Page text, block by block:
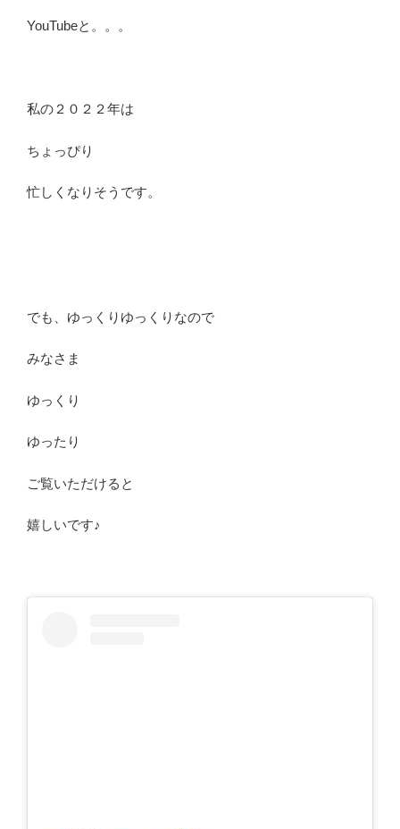
YouTubeと。。。
私の２０２２年は
ちょっぴり
忙しくなりそうです。
でも、ゆっくりゆっくりなので
みなさま
ゆっくり
ゆったり
ご覧いただけると
嬉しいです♪